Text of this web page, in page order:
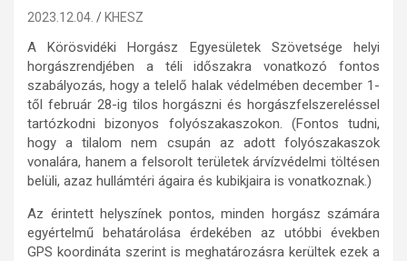
2023.12.04. KHESZ
A Körösvidéki Horgász Egyesületek Szövetsége helyi
horgászrendjében a téli időszakra vonatkozó fontos
szabályozás, hogy a telelő halak védelmében december 1-
től február 28-ig tilos horgászni és horgászfelszereléssel
tartózkodni bizonyos folyószakaszokon. (Fontos tudni,
hogy a tilalom nem csupán az adott folyószakaszok
vonalára, hanem a felsorolt területek árvízvédelmi töltésen
belüli, azaz hullámtéri ágaira és kubikjaira is vonatkoznak.)
Az érintett helyszínek pontos, minden horgász számára
egyértelmű behatárolása érdekében az utóbbi években
GPS koordináta szerint is meghatározásra kerültek ezek a